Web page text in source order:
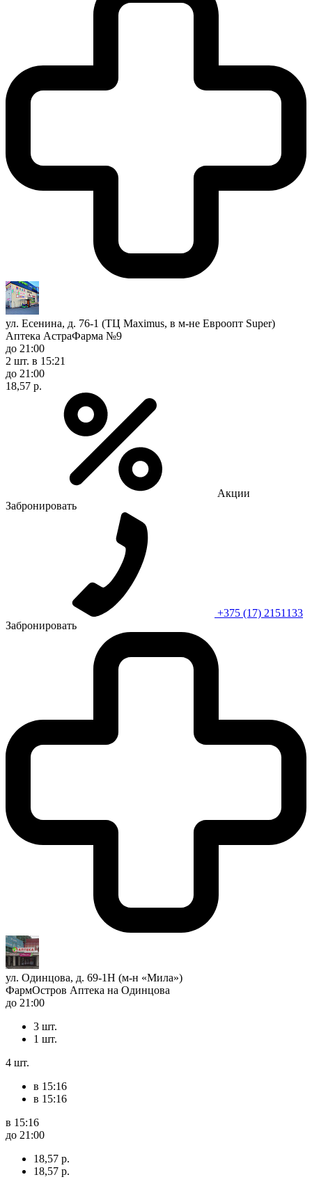
ул. Есенина, д. 76-1 (ТЦ Maximus, в м-не Евроопт Super)
Аптека АстраФарма №9
до 21:00
2 шт. в 15:21
до 21:00
18,57 р.
Акции
Забронировать
+375 (17) 2151133
Забронировать
ул. Одинцова, д. 69-1Н (м-н «Мила»)
ФармОстров Аптека на Одинцова
до 21:00
3 шт.
1 шт.
4 шт.
в 15:16
в 15:16
в 15:16
до 21:00
18,57 р.
18,57 р.